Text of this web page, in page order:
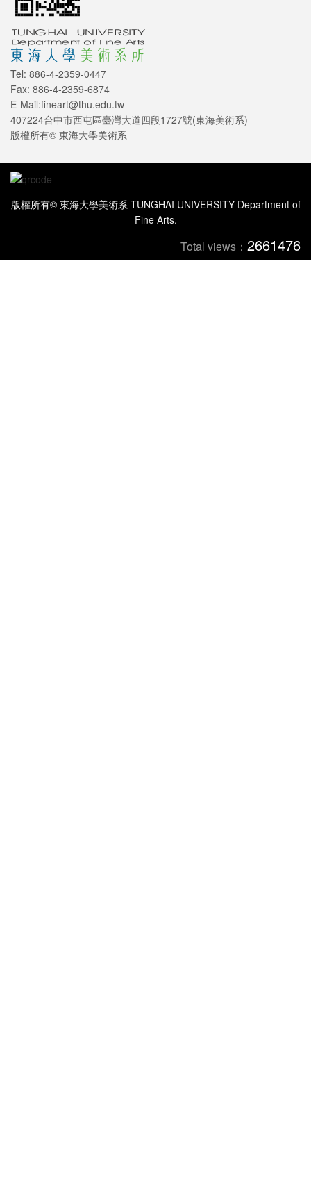
Tel: 886-4-2359-0447
Fax: 886-4-2359-6874
E-Mail:fineart@thu.edu.tw
407224台中市西屯區臺灣大道四段1727號(東海美術系)
版權所有© 東海大學美術系
版權所有© 東海大學美術系 TUNGHAI UNIVERSITY Department of
Fine Arts.
Total views： 2661476